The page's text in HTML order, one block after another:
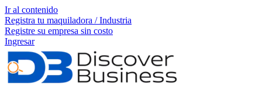
Ir al contenido
Registra tu maquiladora / Industria
Registre su empresa sin costo
Ingresar